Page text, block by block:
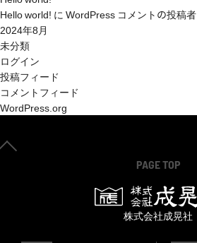
Hello world! に WordPress コメントの投稿者
2024年8月
未分類
ログイン
投稿フィード
コメントフィード
WordPress.org
株式会社成晃社
PAGE TOP